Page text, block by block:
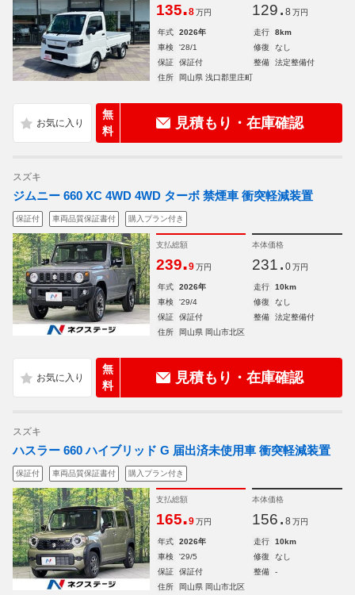
135.8 万円 129. 8 万円
年式 2026年 走行
8km
車検
'28/1 修復
なし
保証
保証付 整備
法定整備付
住所
岡山県 浅口郡里庄町
無
料
見積もり・在庫確認
スズキ
ジムニー 660 XC 4WD 4WD ターボ 禁煙車 衝突軽減装置
保証付 車両品質保証書付 購入プラン付き
支払総額
239.9 万円
本体価格
231. 0 万円
年式 2026年 走行
10km
車検
'29/4 修復
なし
保証
保証付 整備
法定整備付
住所
岡山県 岡山市北区
無
料
見積もり・在庫確認
スズキ
ハスラー 660 ハイブリッド G 届出済未使用車 衝突軽減装置
保証付 車両品質保証書付 購入プラン付き
支払総額
165.9 万円
本体価格
156. 8 万円
年式 2026年 走行
10km
車検
'29/5 修復
なし
保証
保証付 整備
-
住所
岡山県 岡山市北区